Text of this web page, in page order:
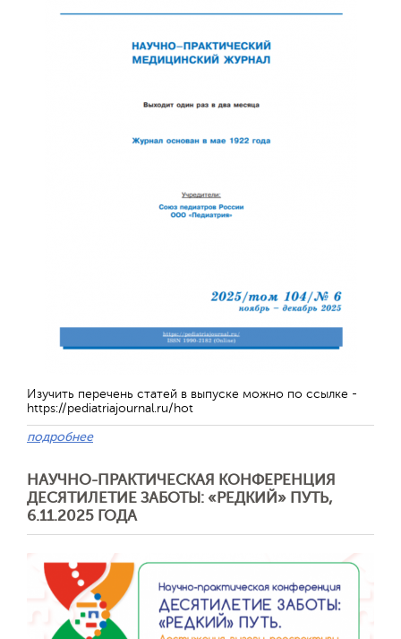
Изучить перечень статей в выпуске можно по ссылке -
https://pediatriajournal.ru/hot
подробнее
НАУЧНО-ПРАКТИЧЕСКАЯ КОНФЕРЕНЦИЯ
ДЕСЯТИЛЕТИЕ ЗАБОТЫ: «РЕДКИЙ» ПУТЬ,
6.11.2025 ГОДА